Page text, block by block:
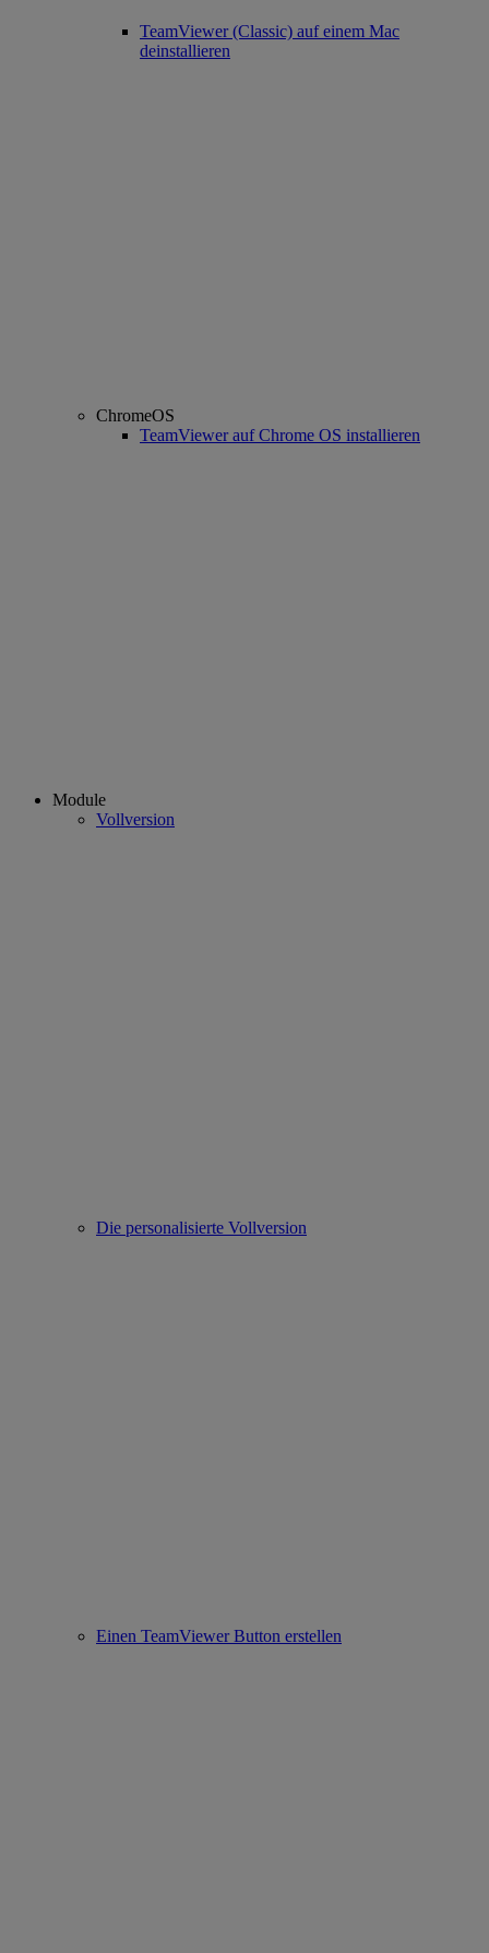
TeamViewer (Classic) auf einem Mac
deinstallieren
ChromeOS
TeamViewer auf Chrome OS installieren
Module
Vollversion
Die personalisierte Vollversion
Einen TeamViewer Button erstellen